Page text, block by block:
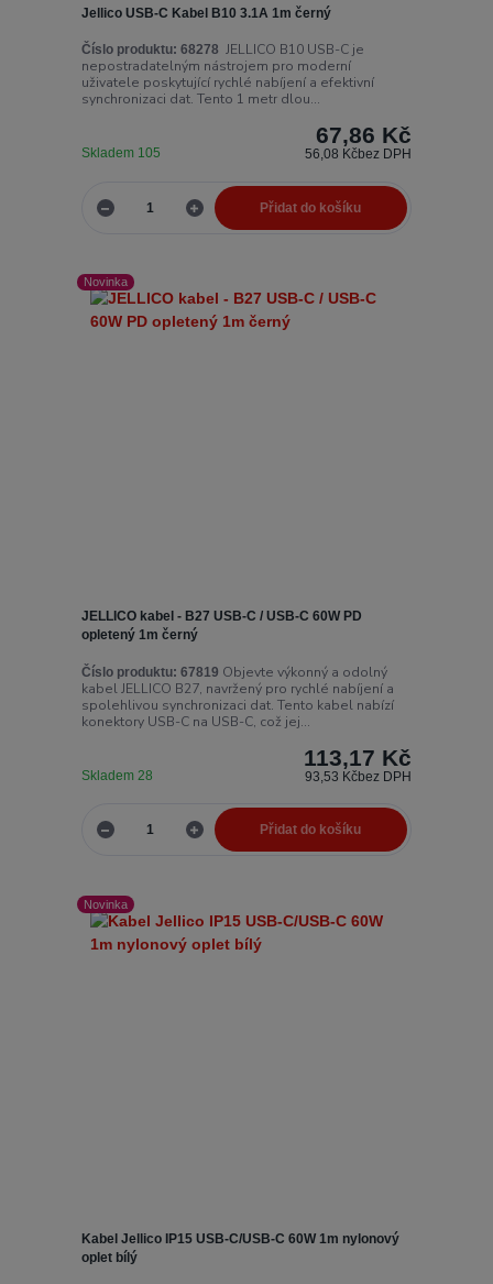
Jellico USB-C Kabel B10 3.1A 1m černý
Číslo produktu: 68278 JELLICO B10 USB-C je
nepostradatelným nástrojem pro moderní
uživatele poskytující rychlé nabíjení a efektivní
synchronizaci dat. Tento 1 metr dlou...
67,86 Kč
56,08 Kčbez DPH
Skladem 105
Přidat do košíku
Novinka
JELLICO kabel - B27 USB-C / USB-C 60W PD
opletený 1m černý
Číslo produktu: 67819 Objevte výkonný a odolný
kabel JELLICO B27, navržený pro rychlé nabíjení a
spolehlivou synchronizaci dat. Tento kabel nabízí
konektory USB-C na USB-C, což jej...
113,17 Kč
93,53 Kčbez DPH
Skladem 28
Přidat do košíku
Novinka
Kabel Jellico IP15 USB-C/USB-C 60W 1m nylonový
oplet bílý